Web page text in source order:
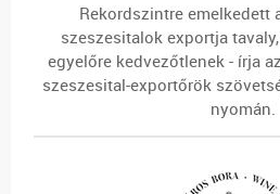
Rekordszintre emelkedett
szeszesitalok exportja
egyelőre kedvezőtlenek - írja
szeszesital-exportőrök
nyomán.